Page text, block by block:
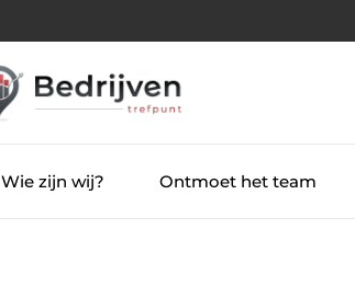
Wie zijn wij? Ontmoet het team